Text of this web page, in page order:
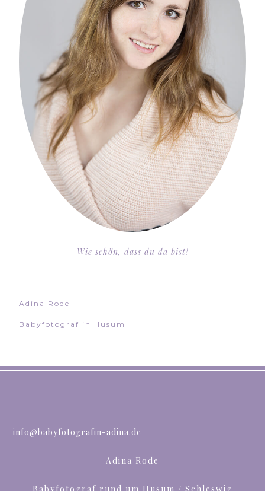
Wie schön, dass du da bist!
Adina Rode
Babyfotograf in Husum
info@babyfotografin-adina.de
Adina Rode
Babyfotograf rund um Husum / Schleswig